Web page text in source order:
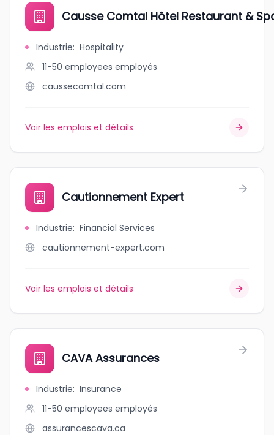
Causse Comtal Hôtel Restaurant &
Industrie: Hospitality
11-50 employees employés
caussecomtal.com
Voir les emplois et détails
Cautionnement Expert
Industrie: Financial Services
cautionnement-expert.com
Voir les emplois et détails
CAVA Assurances
Industrie: Insurance
11-50 employees employés
assurancescava.ca